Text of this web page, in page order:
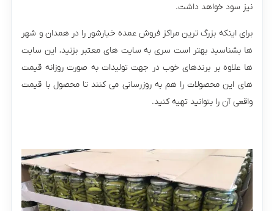
نيز سود خواهد داشت.
برای اینکه بزرگ ترین مراکز فروش عمده خیارشور را در همدان و شهر
ها بشناسید بهتر است سری به سایت های معتبر بزنید، این سایت
ها علاوه بر برندهای خوب در جهت تولیدات به صورت روزانه قیمت
های این محصولات را هم به روزرسانی می کنند تا محصول با قیمت
واقعی آن را بتوانید تهیه کنید.